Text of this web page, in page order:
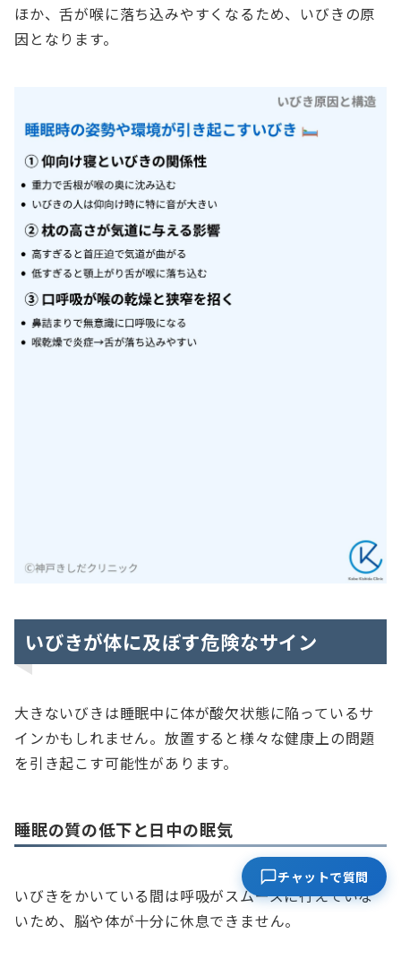
ほか、舌が喉に落ち込みやすくなるため、いびきの原
因となります。
いびきが体に及ぼす危険なサイン
大きないびきは睡眠中に体が酸欠状態に陥っているサ
インかもしれません。放置すると様々な健康上の問題
を引き起こす可能性があります。
睡眠の質の低下と日中の眠気
いびきをかいている間は呼吸がスムーズに行えていな
いため、脳や体が十分に休息できません。
チャットで質問